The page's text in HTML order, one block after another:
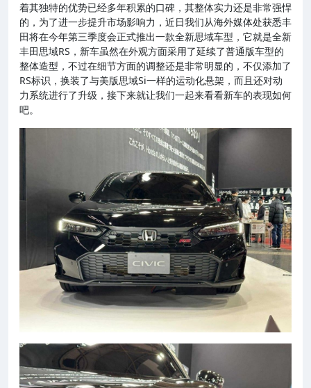
着其独特的优势已经多年积累的口碑，其整体实力还是非常强悍
的，为了进一步提升市场影响力，近日我们从海外媒体处获悉丰
田将在今年第三季度会正式推出一款全新思域车型，它就是全新
丰田思域RS，新车虽然在外观方面采用了延续了普通版车型的
整体造型，不过在细节方面的调整还是非常明显的，不仅添加了
RS标识，换装了与美版思域Si一样的运动化悬架，而且还对动
力系统进行了升级，接下来就让我们一起来看看新车的表现如何
吧。